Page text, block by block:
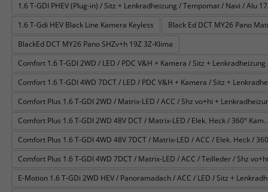
1.6 T-GDI PHEV (Plug-in) / Sitz + Lenkradheizung / Tempomat / Navi / Alu
1.6 T-Gdi HEV Black Line Kamera Keyless
Black Ed DCT MY26 Pano
BlackEd DCT MY26 Pano SHZv+h 19Z 3Z-Klima
Comfort 1.6 T-GDI 2WD / LED / PDC V&H + Kamera / Sitz +
Comfort 1.6 T-GDI 4WD 7DCT / LED / PDC V&H + Kamera / Sitz +
Comfort Plus 1.6 T-GDI 2WD / Matrix-LED / ACC / Shz vo+hi +
Comfort Plus 1.6 T-GDI 2WD 48V DCT / Matrix-LED / Elek. Heck / 360°
Comfort Plus 1.6 T-GDI 4WD 48V 7DCT / Matrix-LED / ACC / Elek. Heck /
Comfort Plus 1.6 T-GDI 4WD 7DCT / Matrix-LED / ACC / Teilleder / Shz
E-Motion 1.6 T-GDi 2WD HEV / Panoramadach / ACC / LED / Sitz +